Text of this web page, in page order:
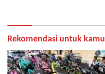
Rekomendasi untuk kamu